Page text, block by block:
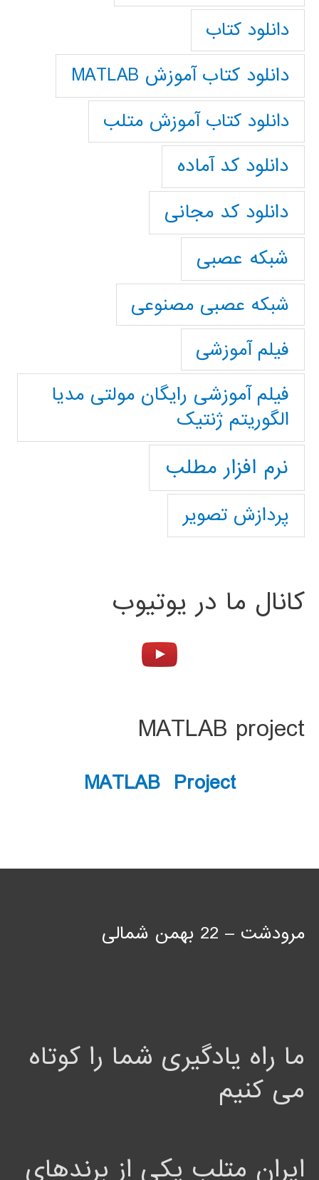
دانلود کتاب
دانلود کتاب آموزش MATLAB
دانلود کتاب آموزش متلب
دانلود کد آماده
دانلود کد مجانی
شبکه عصبی
شبکه عصبی مصنوعی
فیلم آموزشی
فیلم آموزشی رایگان مولتی مدیا
الگوریتم ژنتیک
نرم افزار مطلب
پردازش تصویر
کانال ما در یوتیوب
MATLAB project
MATLAB Project
مرودشت – 22 بهمن شمالی
ما راه یادگیری شما را کوتاه
می کنیم
ایران متلب یکی از برندهای